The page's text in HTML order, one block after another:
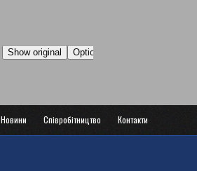
Новини Співробітництво Контакти